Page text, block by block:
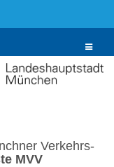
Toggle
Verkehrs-
MVV